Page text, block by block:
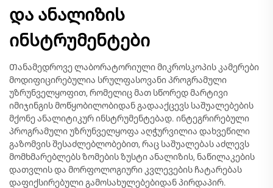
და ანალიზის
ინსტრუმენტები
Თანამედროვე ლაბორატორიული მიკროსკოპის კამერები
მოდიფიცირებულია სრულფასოვანი პროგრამული
უზრუნველყოფით, რომელიც მათ სწორედ მარტივი
იმიჯინგის მოწყობილობიდან გადააქცევს საშუალებების
მქონე ანალიტიკურ ინსტრუმენტებად. ინტეგრირებული
პროგრამული უზრუნველყოფა აღჭურვილია დახვეწილი
გაზომვის შესაძლებლობებით, რაც საშუალებას აძლევს
მომხმარებლებს ზომების ზუსტი ანალიზის, ნაწილაკების
დათვლის და მორფოლოგიური კვლევების ჩატარებას
დაფიქსირებული გამოსახულებებიდან პირდაპირ.